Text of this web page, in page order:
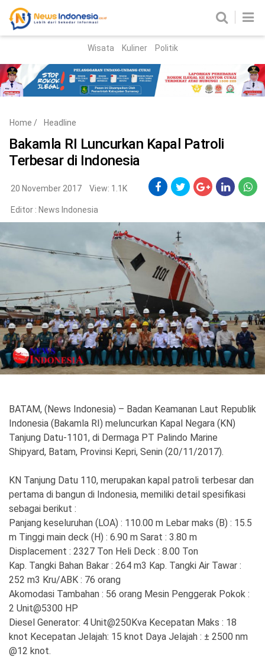
Parlemen
Nasional
Peristiwa
Hukum Kriminal
Gaya Hidup
Kesehatan Kuliner
Otomotif
Iptek
Teknologi
SosBud
Sosial Budaya
Wisata
Ekonomi Olahraga
Indeks Birokrasi
Wisata Kuliner Politik
Home / Headline
Bakamla RI Luncurkan Kapal Patroli
Terbesar di Indonesia
20 November 2017 View: 1.1K
Editor : News Indonesia
BATAM, (News Indonesia) – Badan Keamanan Laut Republik
Indonesia (Bakamla RI) meluncurkan Kapal Negara (KN)
Tanjung Datu-1101, di Dermaga PT Palindo Marine
Shipyard, Batam, Provinsi Kepri, Senin (20/11/2017).
KN Tanjung Datu 110, merupakan kapal patroli terbesar dan
pertama di bangun di Indonesia, memiliki detail spesifikasi
sebagai berikut :
Panjang keseluruhan (LOA) : 110.00 m Lebar maks (B) : 15.5
m Tinggi main deck (H) : 6.90 m Sarat : 3.80 m
Displacement : 2327 Ton Heli Deck : 8.00 Ton
Kap. Tangki Bahan Bakar : 264 m3 Kap. Tangki Air Tawar :
252 m3 Kru/ABK : 76 orang
Akomodasi Tambahan : 56 orang Mesin Penggerak Pokok :
2 Unit@5300 HP
Diesel Generator: 4 Unit@250Kva Kecepatan Maks : 18
knot Kecepatan Jelajah: 15 knot Daya Jelajah : ± 2500 nm
@12 knot.